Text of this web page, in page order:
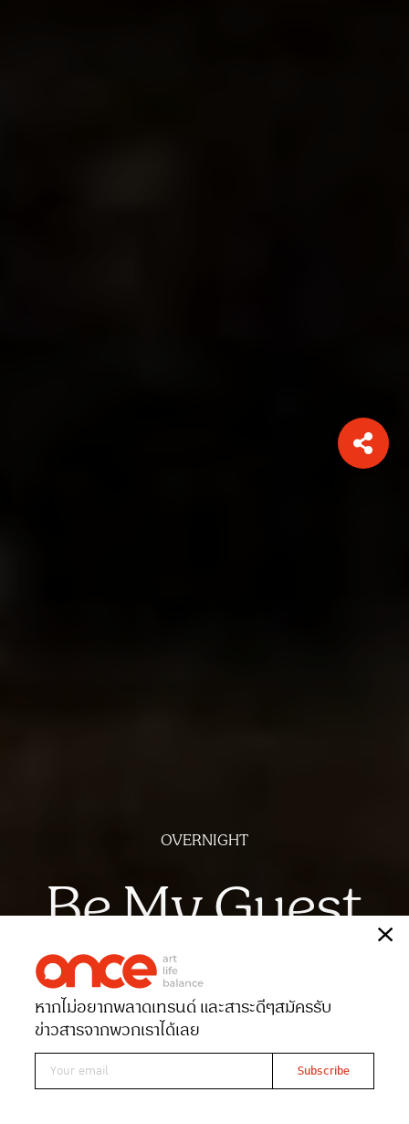
OVERNIGHT
Be My Guest
เรื่องณัฐฐาภรณ์ ศิริสลุง
ภาพศิริน ม่วงมัน
Date 08-07-2026Views 637
หากไม่อยากพลาดเทรนด์ และสาระดีๆสมัครรับ
ข่าวสารจากพวกเราได้เลย